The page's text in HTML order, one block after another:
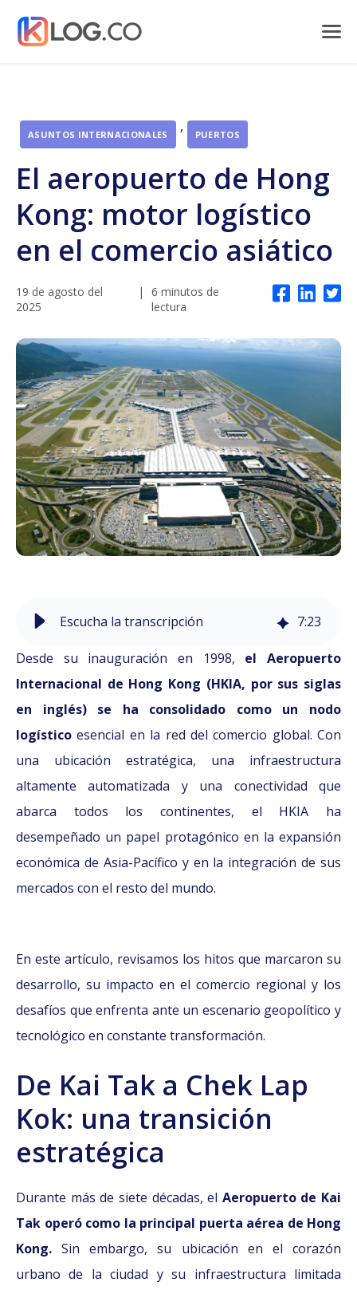
ASUNTOS INTERNACIONALES , PUERTOS
El aeropuerto de Hong
Kong: motor logístico
en el comercio asiático
19 de agosto del
2025
|
6 minutos de
lectura
Escucha la transcripción 7:23
Desde su inauguración en 1998, el Aeropuerto
Internacional de Hong Kong (HKIA, por sus siglas
en inglés) se ha consolidado como un nodo
logístico esencial en la red del comercio global. Con
una ubicación estratégica, una infraestructura
altamente automatizada y una conectividad que
abarca todos los continentes, el HKIA ha
desempeñado un papel protagónico en la expansión
económica de Asia-Pacífico y en la integración de sus
mercados con el resto del mundo.
En este artículo, revisamos los hitos que marcaron su
desarrollo, su impacto en el comercio regional y los
desafíos que enfrenta ante un escenario geopolítico y
tecnológico en constante transformación.
De Kai Tak a Chek Lap
Kok: una transición
estratégica
Durante más de siete décadas, el Aeropuerto de Kai
Tak operó como la principal puerta aérea de Hong
Kong.Sin embargo, su ubicación en el corazón
urbano de la ciudad y su infraestructura limitada